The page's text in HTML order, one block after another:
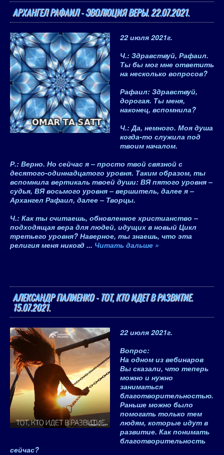
АРХАНГЕЛ РАФАИЛ - ЭВОЛЮЦИЯ ВЕРЫ. 22.07.2021.
22 июля 2021г.
Ч.: Здравствуй, Рафаил.
Ты бы мог мне ответить
на несколько вопросов?
Рафаил: Здравствуй,
дорогая. Ты меня,
наконец, вспомнила?
Ч.: Да, немного. Моя душа
когда-то служила под
твоим началом.
Р.: Верно. Но сейчас я – просто твой связной с
десятого-одиннадцатого уровня. Таким образом, ты
вспомнила вертикаль твоей души: ВЯ пятого уровня –
судья, ВЯ восьмого уровня – вершитель, далее я –
Архангел Рафаил, далее – Творцы.
Ч.: Как ты считаешь, обновленное христианство –
подходящая вера для людей, идущих в новый Цикл
третьего уровня? Наверное, ты знаешь, что эта
религия меня никогд ... Читать дальше »
АЛЕКСАНДР ПАЛИЕНКО - ТОТ, КТО ИДЕТ В РАЗВИТИЕ.
15.07.2021.
22 июля 2021г.
Вопрос:
На одном из вебинаров
Вы сказали, что теперь
можно и нужно
заниматься
благотворительностью.
Раньше можно было
помогать только тем
людям, которые идут в
развитие. Как понимать
благотворительность
сейчас?